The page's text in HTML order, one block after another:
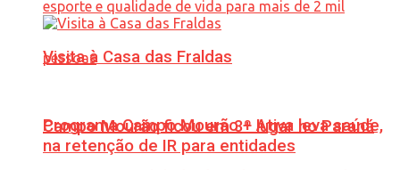
Programa Campo Mourão + Ativa leva saúde,
Visita à Casa das Fraldas
Campo Mourão ficou em 3º lugar no Paraná
na retenção de IR para entidades